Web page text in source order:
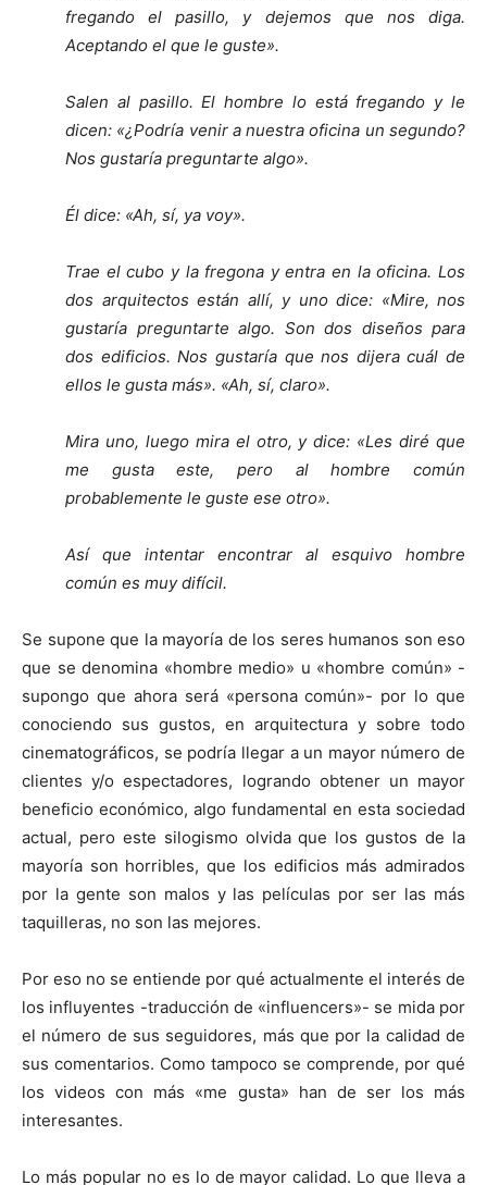
fregando el pasillo, y dejemos que nos diga.
Aceptando el que le guste».
Salen al pasillo. El hombre lo está fregando y le
dicen: «¿Podría venir a nuestra oficina un segundo?
Nos gustaría preguntarte algo».
Él dice: «Ah, sí, ya voy».
Trae el cubo y la fregona y entra en la oficina. Los
dos arquitectos están allí, y uno dice: «Mire, nos
gustaría preguntarte algo. Son dos diseños para
dos edificios. Nos gustaría que nos dijera cuál de
ellos le gusta más». «Ah, sí, claro».
Mira uno, luego mira el otro, y dice: «Les diré que
me gusta este, pero al hombre común
probablemente le guste ese otro».
Así que intentar encontrar al esquivo hombre
común es muy difícil.
Se supone que la mayoría de los seres humanos son eso
que se denomina «hombre medio» u «hombre común» -
supongo que ahora será «persona común»- por lo que
conociendo sus gustos, en arquitectura y sobre todo
cinematográficos, se podría llegar a un mayor número de
clientes y/o espectadores, logrando obtener un mayor
beneficio económico, algo fundamental en esta sociedad
actual, pero este silogismo olvida que los gustos de la
mayoría son horribles, que los edificios más admirados
por la gente son malos y las películas por ser las más
taquilleras, no son las mejores.
Por eso no se entiende por qué actualmente el interés de
los influyentes -traducción de «influencers»- se mida por
el número de sus seguidores, más que por la calidad de
sus comentarios. Como tampoco se comprende, por qué
los videos con más «me gusta» han de ser los más
interesantes.
Lo más popular no es lo de mayor calidad. Lo que lleva a